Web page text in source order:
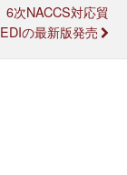
6次NACCS対応貿
の最新版発売